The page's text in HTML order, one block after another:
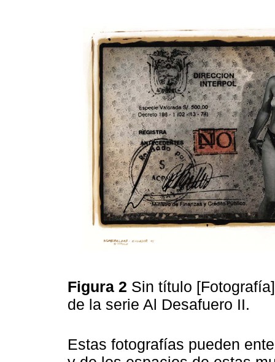
Figura 2 Sin título
de la serie Al Desafuero II.
Estas fotografías pueden